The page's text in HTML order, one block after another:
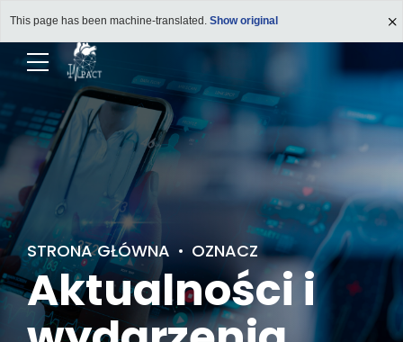
This page has been machine-translated. Show original
STRONA GŁÓWNA OZNACZ
Aktualności i